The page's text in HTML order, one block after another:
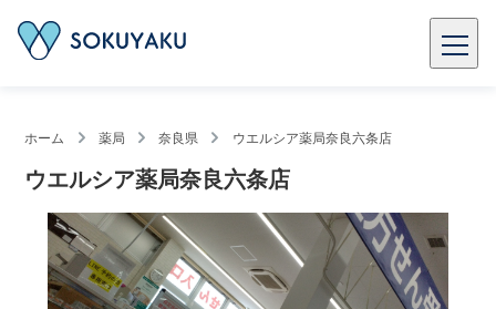
ホーム 薬局 奈良県 ウエルシア薬局奈良六条店
ウエルシア薬局奈良六条店